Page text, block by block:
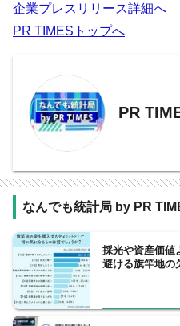
企業プレスリリース詳細へ
PR TIMESトップへ
PR
なんでも統計局 by PR
採光や資産価値
避ける旗竿地